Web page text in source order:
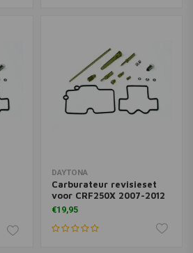
DAYTONA
Carburateur revisieset
voor CRF250X 2007-2012
€19,95